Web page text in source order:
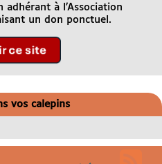
à l’Association
un don ponctuel.
vos calepins